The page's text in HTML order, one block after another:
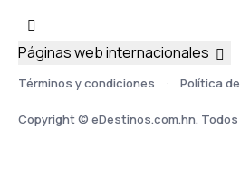
Términos y condiciones Política
Copyright © eDestinos.com.hn.
Páginas web internacionales